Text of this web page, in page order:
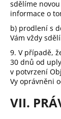
sdělíme
informace o
b) prodlení s
Vám vždy
9. V případě,
30 dnů od
v potvrzení
Vy oprávněni
VII.